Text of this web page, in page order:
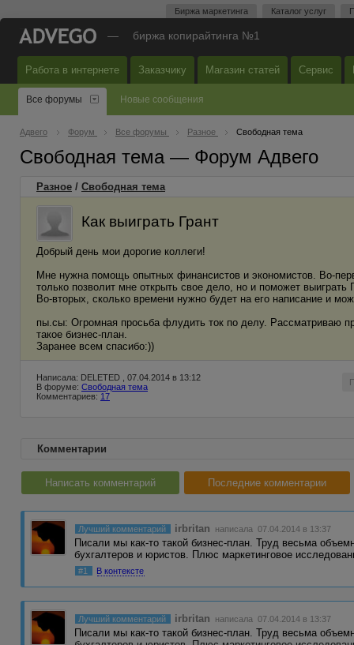
Биржа маркетинга Каталог услуг
— биржа копирайтинга №1
Работа в интернете Заказчику Магазин статей Сервис
Все форумы Новые сообщения
Адвего Форум Все форумы Разное Свободная тема
Свободная тема — Форум Адвего
Разное / Свободная тема
Как выиграть Грант
Добрый день мои дорогие коллеги!
Мне нужна помощь опытных финансистов и экономистов. Во-
только позволит мне открыть свое дело, но и поможет
Во-вторых, сколько времени нужно будет на его написание и
пы.сы: Огромная просьба флудить ток по делу. Рассматриваю
такое бизнес-план.
Заранее всем спасибо:))
Написала: DELETED , 07.04.2014 в 13:12
В форуме: Свободная тема
Комментариев: 17
Комментарии
Написать комментарий Последние комментарии
Лучший комментарий irbritan написала 07.04.2014 в 13:37
Писали мы как-то такой бизнес-план. Труд весьма
бухгалтеров и юристов. Плюс маркетинговое
#1 В контексте
Лучший комментарий irbritan написала 07.04.2014 в 13:37
Писали мы как-то такой бизнес-план. Труд весьма